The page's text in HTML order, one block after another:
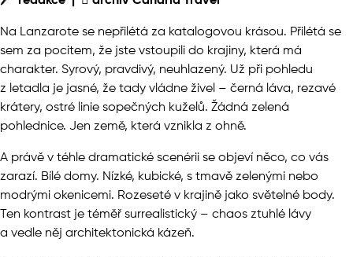
Na Lanzarote se nepřilétá za katalogovou krásou. Přilétá se
sem za pocitem, že jste vstoupili do krajiny, která má
charakter. Syrový, pravdivý, neuhlazený. Už při pohledu
z letadla je jasné, že tady vládne živel – černá láva, rezavé
krátery, ostré linie sopečných kuželů. Žádná zelená
pohlednice. Jen země, která vznikla z ohně.
A právě v téhle dramatické scenérii se objeví něco, co vás
zarazí. Bílé domy. Nízké, kubické, s tmavě zelenými nebo
modrými okenicemi. Rozeseté v krajině jako světelné body.
Ten kontrast je téměř surrealistický – chaos ztuhlé lávy
a vedle něj architektonická kázeň.